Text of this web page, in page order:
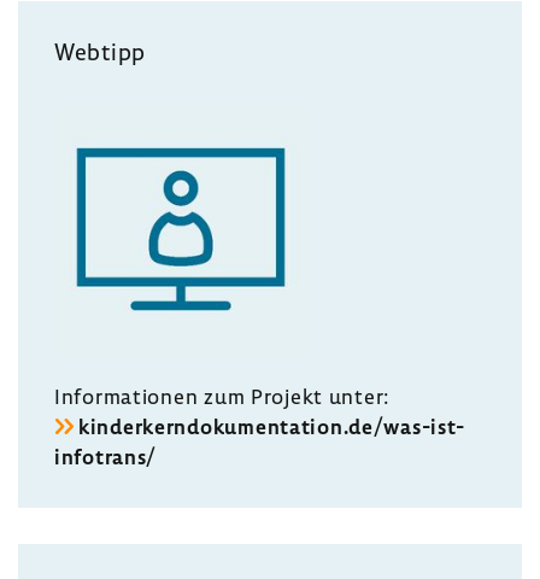
Webtipp
Infor­ma­tionen zum Projekt unter:
kinder­kern­do­ku­men­ta­tion.de/was-​ist-
infotrans/